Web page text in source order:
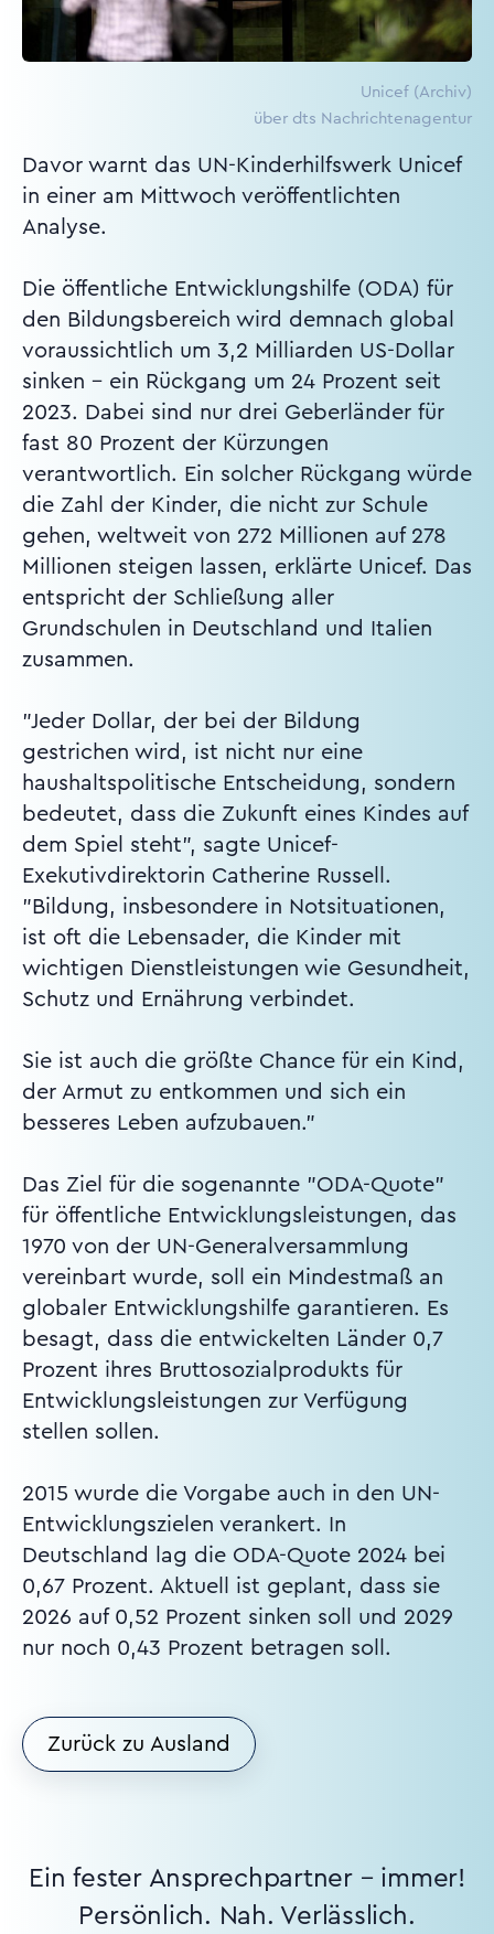
Unicef (Archiv)
über dts Nachrichtenagentur
Davor warnt das UN-Kinderhilfswerk Unicef
in einer am Mittwoch veröffentlichten
Analyse.
Die öffentliche Entwicklungshilfe (ODA) für
den Bildungsbereich wird demnach global
voraussichtlich um 3,2 Milliarden US-Dollar
sinken - ein Rückgang um 24 Prozent seit
2023. Dabei sind nur drei Geberländer für
fast 80 Prozent der Kürzungen
verantwortlich. Ein solcher Rückgang würde
die Zahl der Kinder, die nicht zur Schule
gehen, weltweit von 272 Millionen auf 278
Millionen steigen lassen, erklärte Unicef. Das
entspricht der Schließung aller
Grundschulen in Deutschland und Italien
zusammen.
"Jeder Dollar, der bei der Bildung
gestrichen wird, ist nicht nur eine
haushaltspolitische Entscheidung, sondern
bedeutet, dass die Zukunft eines Kindes auf
dem Spiel steht", sagte Unicef-
Exekutivdirektorin Catherine Russell.
"Bildung, insbesondere in Notsituationen,
ist oft die Lebensader, die Kinder mit
wichtigen Dienstleistungen wie Gesundheit,
Schutz und Ernährung verbindet.
Sie ist auch die größte Chance für ein Kind,
der Armut zu entkommen und sich ein
besseres Leben aufzubauen."
Das Ziel für die sogenannte "ODA-Quote"
für öffentliche Entwicklungsleistungen, das
1970 von der UN-Generalversammlung
vereinbart wurde, soll ein Mindestmaß an
globaler Entwicklungshilfe garantieren. Es
besagt, dass die entwickelten Länder 0,7
Prozent ihres Bruttosozialprodukts für
Entwicklungsleistungen zur Verfügung
stellen sollen.
2015 wurde die Vorgabe auch in den UN-
Entwicklungszielen verankert. In
Deutschland lag die ODA-Quote 2024 bei
0,67 Prozent. Aktuell ist geplant, dass sie
2026 auf 0,52 Prozent sinken soll und 2029
nur noch 0,43 Prozent betragen soll.
Zurück zu Ausland
Ein fester Ansprechpartner – immer!
Persönlich. Nah. Verlässlich.